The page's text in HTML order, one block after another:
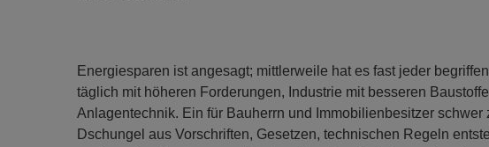
Energiesparen ist angesagt; mittlerweile hat es fast jeder
täglich mit höheren Forderungen, Industrie mit besseren
Anlagentechnik. Ein für Bauherrn und Immobilienbesitzer schwer
Dschungel aus Vorschriften, Gesetzen, technischen Regeln